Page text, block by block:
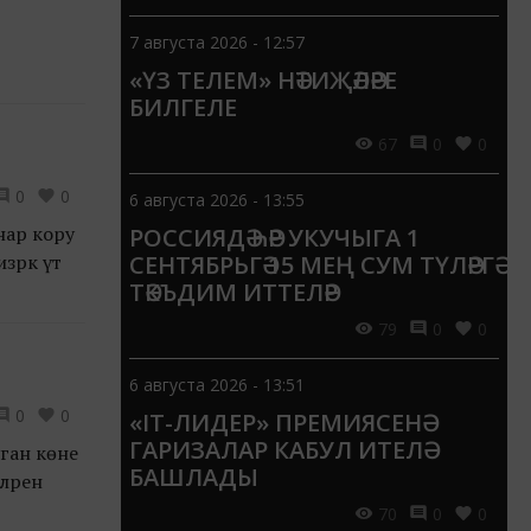
0 0
кору
үтә
0 0
көне
7 августа 2026 - 12:57
«ҮЗ ТЕЛЕМ» НӘТИҖӘЛӘРЕ
БИЛГЕЛЕ
67 0 0
6 августа 2026 - 13:55
РОССИЯДӘ ҺӘР УКУЧЫГА 1
СЕНТЯБРЬГӘ 15 МЕҢ СУМ ТҮЛӘРГӘ
ТӘКЪДИМ ИТТЕЛӘР
79 0 0
6 августа 2026 - 13:51
«IT-ЛИДЕР» ПРЕМИЯСЕНӘ
ГАРИЗАЛАР КАБУЛ ИТЕЛӘ
БАШЛАДЫ
70 0 0